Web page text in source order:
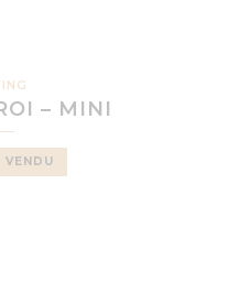
– MINI
VENDU